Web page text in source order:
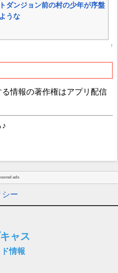
ダンジョン前の村の少年が序盤
うな
↑
情報の著作権はアプリ配信
ads
ー
ャス
情報